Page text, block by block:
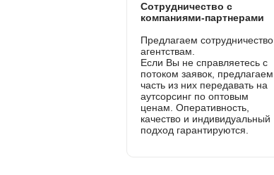
Сотрудничество с
компаниями-партнерами
Предлагаем сотрудничество
агентствам.
Если Вы не справляетесь с
потоком заявок, предлагаем
часть из них передавать на
аутсорсинг по оптовым
ценам. Оперативность,
качество и индивидуальный
подход гарантируются.